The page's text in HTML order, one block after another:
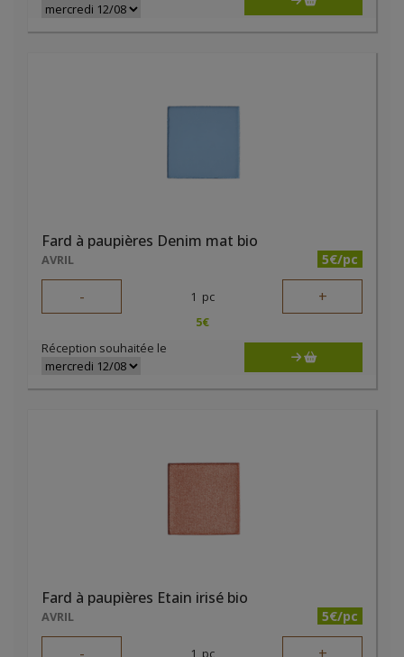
Fard à paupières Denim mat bio
AVRIL 5€/pc
- 1 pc +
5€
Réception souhaitée le
Fard à paupières Etain irisé bio
AVRIL 5€/pc
1 pc